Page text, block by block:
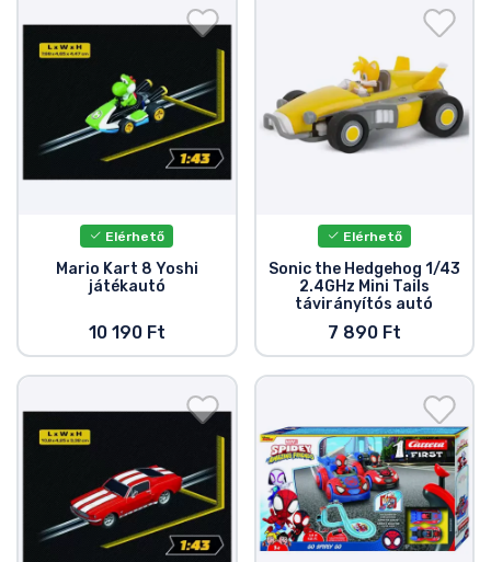
Elérhető
Mario Kart 8 Yoshi
játékautó
10 190 Ft
Elérhető
Sonic the Hedgehog 1/43
2.4GHz Mini Tails
távirányítós autó
7 890 Ft
Sportos cuccok
Zenés cuccok
Terméktípusok
Márkák